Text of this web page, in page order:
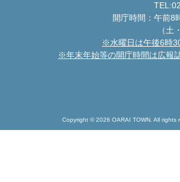
開庁時間：午前8
（土
※水曜日は午後6時
※年末年始等の開庁時間は広報
Copyright © 2026 OARAI TOWN. All rights